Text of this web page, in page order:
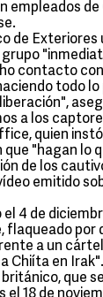
empleados de
de Exteriores
contacto
todo lo
a los
quien
"hagan lo
de los
emitido
el 4 de
flaqueado por
a un
Chiíta en Irak".
británico, que